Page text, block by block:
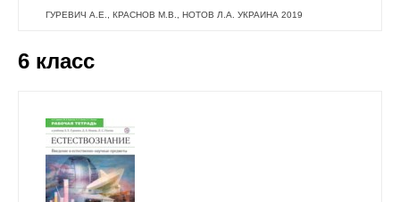
ГУРЕВИЧ А.Е., КРАСНОВ М.В., НОТОВ Л.А. УКРАИНА 2019
6 класс